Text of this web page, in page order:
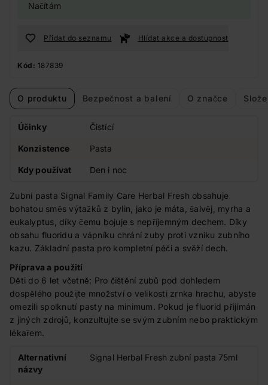
Načítám
Přidat do seznamu Hlídat akce a dostupnost
Kód: 187839
O produktu Bezpečnost a balení O značce
Účinky Čistící
Konzistence Pasta
Kdy používat Den i noc
Zubní pasta Signal Family Care Herbal Fresh obsahuje
bohatou směs výtažků z bylin, jako je máta, šalvěj, myrha a
eukalyptus, díky čemu bojuje s nepříjemným dechem. Díky
obsahu fluoridu a vápníku chrání zuby proti vzniku zubního
kazu. Základní pasta pro kompletní péči a svěží dech.
Příprava a použití
Děti do 6 let včetně: Pro čištění zubů pod dohledem
dospělého použijte množství o velikosti zrnka hrachu, abyste
omezili spolknutí pasty na minimum. Pokud je fluorid přijímán
z jiných zdrojů, konzultujte se svým zubním nebo praktickým
lékařem.
Alternativní
názvy
Signal Herbal Fresh zubní pasta 75ml